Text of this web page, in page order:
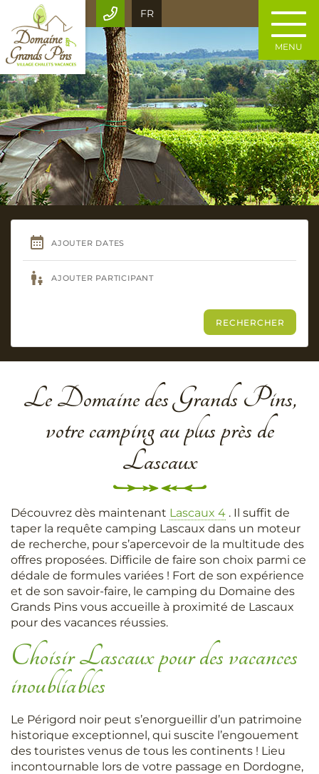
FR
MENU
Le Domaine des Grands Pins,
votre camping au plus près de
Lascaux
Découvrez dès maintenant Lascaux 4 . Il suffit de
taper la requête camping Lascaux dans un moteur
de recherche, pour s’apercevoir de la multitude des
offres proposées. Difficile de faire son choix parmi ce
dédale de formules variées ! Fort de son expérience
et de son savoir-faire, le camping du Domaine des
Grands Pins vous accueille à proximité de Lascaux
pour des vacances réussies.
Choisir Lascaux pour des vacances
inoubliables
Le Périgord noir peut s’enorgueillir d’un patrimoine
historique exceptionnel, qui suscite l’engouement
des touristes venus de tous les continents ! Lieu
incontournable lors de votre passage en Dordogne,